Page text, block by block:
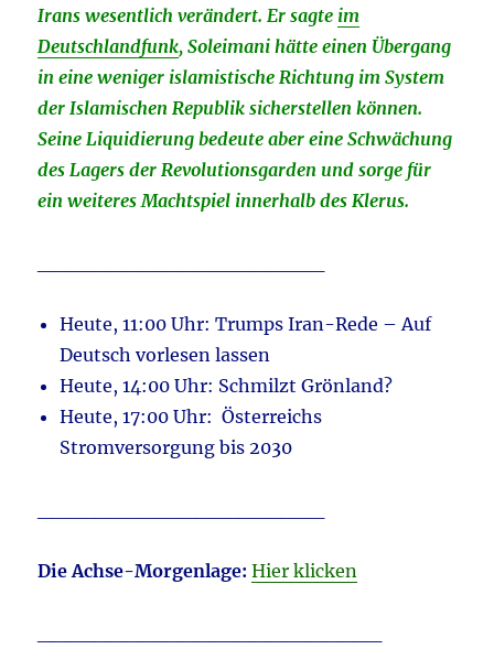
Irans wesentlich verändert. Er sagte im
Deutschlandfunk, Soleimani hätte einen Übergang
in eine weniger islamistische Richtung im System
der Islamischen Republik sicherstellen können.
Seine Liquidierung bedeute aber eine Schwächung
des Lagers der Revolutionsgarden und sorge für
ein weiteres Machtspiel innerhalb des Klerus.
Heute, 11:00 Uhr: Trumps Iran-Rede – Auf
Deutsch vorlesen lassen
Heute, 14:00 Uhr: Schmilzt Grönland?
Heute, 17:00 Uhr: Österreichs
Stromversorgung bis 2030
Die Achse-Morgenlage:Hier klicken